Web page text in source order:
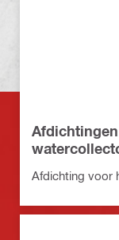
Afdichting voor